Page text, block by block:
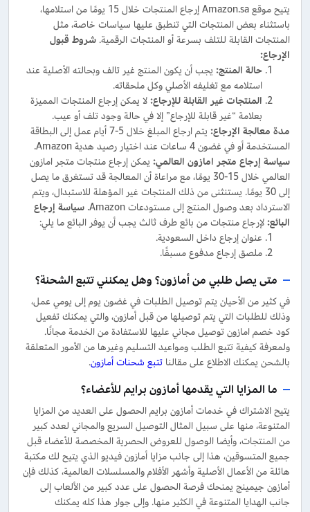
يتيح موقع Amazon.sa إرجاع المنتجات خلال 15 يومًا من استلامها،
باستثناء بعض المنتجات التي تنطبق عليها سياسات خاصة، مثل
المنتجات القابلة للتلف بسرعة أو المنتجات الرقمية. شروط قبول
الإرجاع:
حالة المنتج: يجب أن يكون المنتج غير تالف وبحالته الأصلية عند
استلامه مع تغليفه الأصلي وكل ملحقاته.
المنتجات غير القابلة للإرجاع:لا يمكن إرجاع المنتجات المميزة
بعلامة “غير قابلة للإرجاع” إلا في حالة وجود تلف أو عيب.
مدة معالجة الإرجاع:
يتم ارجاع المبلغ خلال 5-7 أيام عمل إلى البطاقة
المستخدمة أو في غضون 4 ساعات عند اختيار رصيد هدية Amazon.
سياسة إرجاع متجر امازون العالمي: يمكن إرجاع منتجات متجر امازون
العالمي خلال 15-30 يومًا، مع مراعاة أن المعالجة قد تستغرق ما يصل
إلى 30 يومًا. يستنثنى من ذلك المنتجات غير المؤهلة للاستبدال، ويتم
الاسترداد بعد وصول المنتج إلى مستودعات Amazon.
سياسة إرجاع
البائع:لإرجاع منتجات من بائع طرف ثالث يجب أن يوفر البائع ما يلي:
عنوان إرجاع داخل السعودية.
ملصق إرجاع مدفوع مسبقًا.
متى يصل طلبي من أمازون؟ وهل يمكنني تتبع الشحنة؟
في كثير من الأحيان يتم توصيل الطلبات في غضون يوم إلى يومي عمل،
وذلك للطلبات التي يتم توصيلها من قبل أمازون، والتي يمكنك تفعيل
كود خصم امازون توصيل مجاني عليها للاستفادة من الخدمة مجانًا.
ولمعرفة كيفية تتبع الطلب ومواعيد التسليم وغيرها من الأمور المتعلقة
بالشحن يمكنك الاطلاع على مقالنا تتبع شحنات أمازون.
ما المزايا التي يقدمها أمازون برايم للأعضاء؟
يتيح الاشتراك في خدمات أمازون برايم الحصول على العديد من المزايا
المتنوعة، منها على سبيل المثال التوصيل السريع والمجاني لعدد كبير
من المنتجات، وأيضا الوصول للعروض الحصرية المخصصة للأعضاء قبل
جميع المتسوقين، هذا إلى جانب مزايا أمازون فيديو الذي يتيح لك مكتبة
هائلة من الأعمال الأصلية وأشهر الأفلام والمسلسلات العالمية، كذلك فإن
أمازون جيمينج يمنحك فرصة الحصول على عدد كبير من الألعاب إلى
جانب الهدايا المتنوعة في الكثير منها. وإلى جوار هذا كله يمكنك